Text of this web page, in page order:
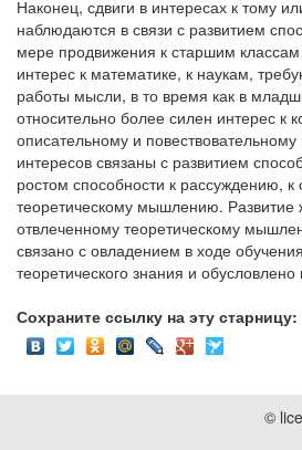
Наконец, сдвиги в интересах к тому
наблюдаются в связи с развитием
мере продвижения к старшим
интерес к математике, к наукам,
работы мысли, в то время как в
относительно более силен интерес к
описательному и
интересов связаны с развитием
ростом способности к рассуждению, к
теоретическому мышлению. Развитие
отвлеченному теоретическому
связано с овладением в ходе
теоретического знания и обусловлено
Сохраните ссылку на эту старницу:
©